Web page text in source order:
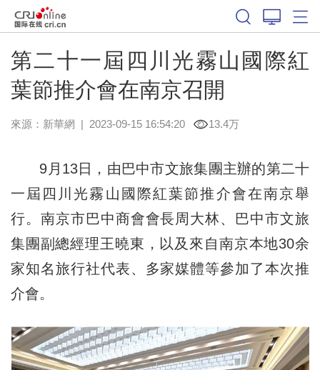
第二十一屆四川光霧山國際紅
葉節推介會在南京召開
來源： 新華網 | 2023-09-15 16:54:20 13.4万
9月13日，由巴中市文旅集團主辦的第二十
一屆四川光霧山國際紅葉節推介會在南京舉
行。南京市巴中商會會長周大林、巴中市文旅
集團副總經理王曉東，以及來自南京本地30余
家知名旅行社代表、多家媒體等參加了本次推
介會。